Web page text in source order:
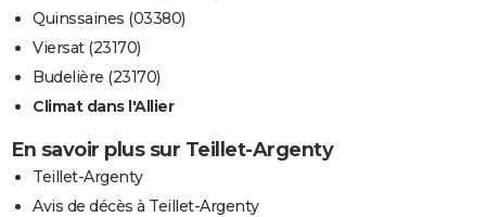
Quinssaines (03380)
Viersat (23170)
Budelière (23170)
Climat dans l'Allier
En savoir plus sur Teillet-Argenty
Teillet-Argenty
Avis de décès à Teillet-Argenty